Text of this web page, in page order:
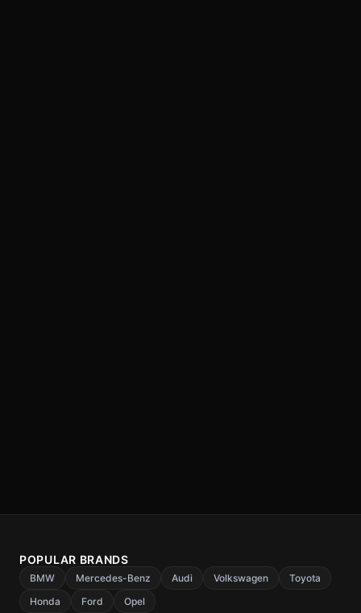
POPULAR BRANDS
BMW Mercedes-Benz Audi Volkswagen
Toyota
Honda
Ford Opel